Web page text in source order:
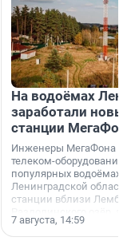
На водоёмах
заработали
станции
Инженеры МегаФона
телеком-оборудование
популярных водоёмах
Ленинградской
станции вблизи
недалеко от Большого
водопада.
7 августа, 14:59